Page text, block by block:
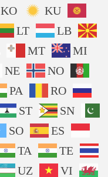
KO
KU
LT
LB
MT
MI
NE
NO
PA
RO
ST
SN
SO
ES
TA
TE
UZ VI